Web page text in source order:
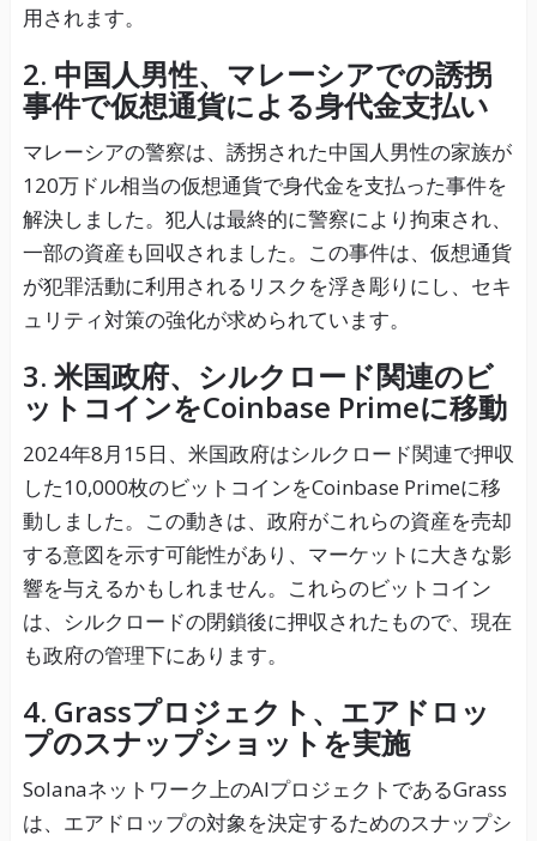
用されます。
2. 中国人男性、マレーシアでの誘拐
事件で仮想通貨による身代金支払い
マレーシアの警察は、誘拐された中国人男性の家族が
120万ドル相当の仮想通貨で身代金を支払った事件を
解決しました。犯人は最終的に警察により拘束され、
一部の資産も回収されました。この事件は、仮想通貨
が犯罪活動に利用されるリスクを浮き彫りにし、セキ
ュリティ対策の強化が求められています。
3. 米国政府、シルクロード関連のビ
ットコインをCoinbase Primeに移動
2024年8月15日、米国政府はシルクロード関連で押収
した10,000枚のビットコインをCoinbase Primeに移
動しました。この動きは、政府がこれらの資産を売却
する意図を示す可能性があり、マーケットに大きな影
響を与えるかもしれません。これらのビットコイン
は、シルクロードの閉鎖後に押収されたもので、現在
も政府の管理下にあります。
4. Grassプロジェクト、エアドロッ
プのスナップショットを実施
Solanaネットワーク上のAIプロジェクトであるGrass
は、エアドロップの対象を決定するためのスナップシ